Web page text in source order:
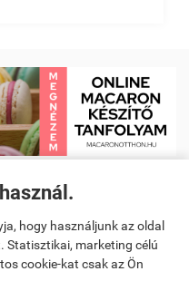
hogy használjunk az oldal
Statisztikai, marketing célú
cookie-kat csak az Ön
app|Kezdőlap
|Macaron tanfolyam|
oktató alkalmazás